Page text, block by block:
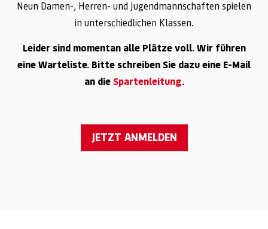
Neun Damen-, Herren- und Jugendmannschaften spielen
in unterschiedlichen Klassen.
Leider sind momentan alle Plätze voll. Wir führen
eine Warteliste. Bitte schreiben Sie dazu eine E-Mail
an die Spartenleitung.
JETZT ANMELDEN